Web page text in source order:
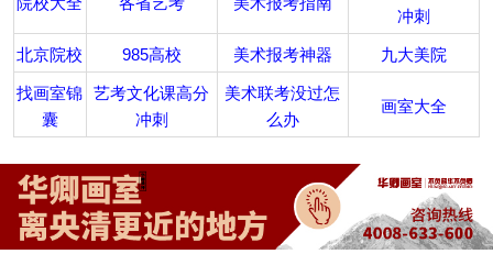
冲刺
北京院校 985高校 美术报考神器 九大美院
找画室锦
囊
艺考文化课高分
冲刺
美术联考没过怎
么办
画室大全